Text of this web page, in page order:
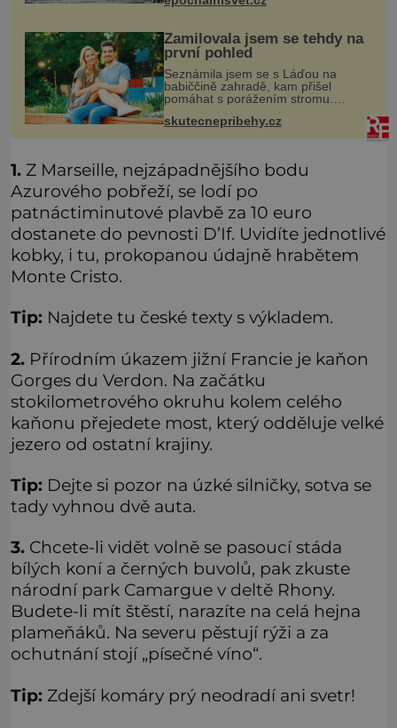
přesto prý místní zaměstnanci neradi
Zamilovala jsem se tehdy na
první pohled
Seznámila jsem se s Láďou na
babiččině zahradě, kam přišel
pomáhat s porážením stromu.
Babička mě před ním ale varovala…
Babička se mě často ptávala, kdy se
už konečně vdám. Dost mě to
skutecnepribehy.cz
1. Z Marseille, nejzápadnějšího bodu
Azurového pobřeží, se lodí po
patnáctiminutové plavbě za 10 euro
dostanete do pevnosti D’If. Uvidíte jednotlivé
kobky, i tu, prokopanou údajně hrabětem
Monte Cristo.
Tip: Najdete tu české texty s výkladem.
2. Přírodním úkazem jižní Francie je kaňon
Gorges du Verdon. Na začátku
stokilometrového okruhu kolem celého
kaňonu přejedete most, který odděluje velké
jezero od ostatní krajiny.
Tip: Dejte si pozor na úzké silničky, sotva se
tady vyhnou dvě auta.
3. Chcete-li vidět volně se pasoucí stáda
bílých koní a černých buvolů, pak zkuste
národní park Camargue v deltě Rhony.
Budete-li mít štěstí, narazíte na celá hejna
plameňáků. Na severu pěstují rýži a za
ochutnání stojí „písečné víno“.
Tip: Zdejší komáry prý neodradí ani svetr!